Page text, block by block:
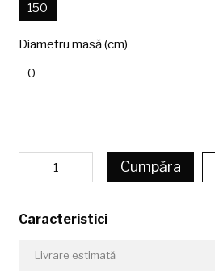
150
Diametru masă (cm)
0
Cumpăra
Caracteristici
Livrare estimată